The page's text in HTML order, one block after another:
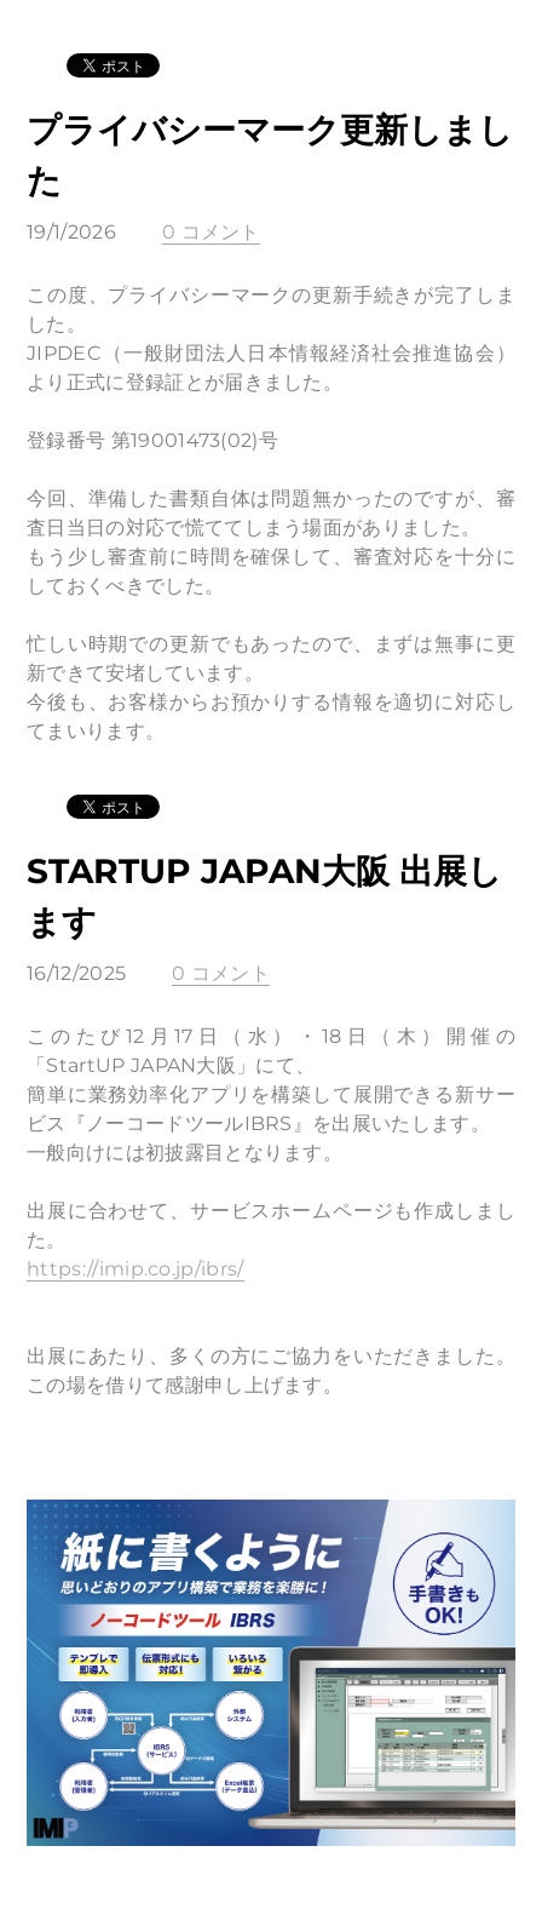
プライバシーマーク更新しまし
た
19/1/2026 0 コメント
この度、プライバシーマークの更新手続きが完了しま
した。
JIPDEC（一般財団法人日本情報経済社会推進協会）
より正式に登録証とが届きました。
登録番号 第19001473(02)号
今回、準備した書類自体は問題無かったのですが、審
査日当日の対応で慌ててしまう場面がありました。
もう少し審査前に時間を確保して、審査対応を十分に
しておくべきでした。
忙しい時期での更新でもあったので、まずは無事に更
新できて安堵しています。
今後も、お客様からお預かりする情報を適切に対応し
てまいります。
STARTUP JAPAN大阪 出展し
ます
16/12/2025 0 コメント
このたび12月17日（水）・18日（木）開催の
「StartUP JAPAN大阪」にて、
簡単に業務効率化アプリを構築して展開できる新サー
ビス『ノーコードツールIBRS』を出展いたします。
一般向けには初披露目となります。
出展に合わせて、サービスホームページも作成しまし
た。
https://imip.co.jp/ibrs/
出展にあたり、多くの方にご協力をいただきました。
この場を借りて感謝申し上げます。